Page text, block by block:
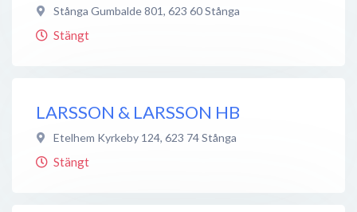
Stånga Gumbalde 801, 623 60Stånga
Stängt
LARSSON & LARSSON HB
Etelhem Kyrkeby 124, 623 74Stånga
Stängt